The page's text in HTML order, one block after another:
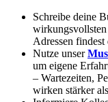
Schreibe deine
wirkungsvollsten
Adressen
Nutze unser
um eigene
– Wartezeiten,
wirken stärker